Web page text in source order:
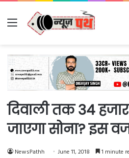
Menu
दिवाली तक 34
जाएगा सोना? इस
NewsPathh June 11, 2018 1 minute